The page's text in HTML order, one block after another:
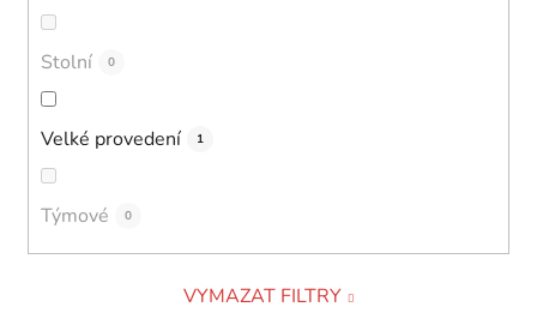
Stolní 0
Velké provedení 1
Týmové 0
VYMAZAT FILTRY